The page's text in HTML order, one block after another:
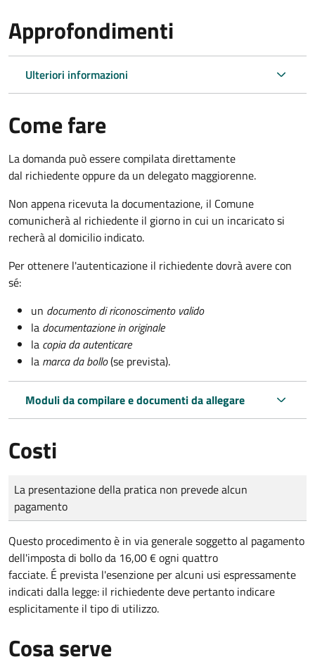
Approfondimenti
Ulteriori informazioni
Come fare
La domanda può essere compilata direttamente
dal richiedente oppure da un delegato maggiorenne.
Non appena ricevuta la documentazione, il Comune
comunicherà al richiedente il giorno in cui un incaricato si
recherà al domicilio indicato.
Per ottenere l'autenticazione il richiedente dovrà avere con
sé:
un documento di riconoscimento valido
la documentazione in originale
la copia da autenticare
la marca da bollo(se prevista).
Moduli da compilare e documenti da allegare
Costi
Tipo di pagamento
Importo
La presentazione della pratica non prevede alcun
pagamento
Questo procedimento è in via generale soggetto al pagamento
dell'imposta di bollo da 16,00 € ogni quattro
facciate. É prevista l'esenzione per alcuni usi espressamente
indicati dalla legge: il richiedente deve pertanto indicare
esplicitamente il tipo di utilizzo.
Cosa serve